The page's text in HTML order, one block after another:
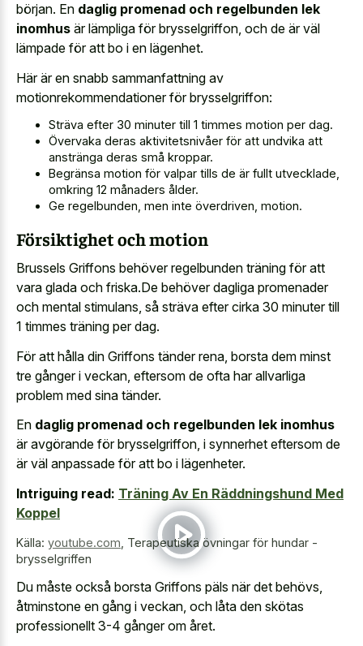
början. En daglig promenad och regelbunden lek
inomhus är lämpliga för brysselgriffon, och de är väl
lämpade för att bo i en lägenhet.
Här är en snabb sammanfattning av
motionrekommendationer för brysselgriffon:
Sträva efter 30 minuter till 1 timmes motion per dag.
Övervaka deras aktivitetsnivåer för att undvika att
anstränga deras små kroppar.
Begränsa motion för valpar tills de är fullt utvecklade,
omkring 12 månaders ålder.
Ge regelbunden, men inte överdriven, motion.
Försiktighet och motion
Brussels Griffons behöver regelbunden träning för att
vara glada och friska.De behöver dagliga promenader
och mental stimulans, så sträva efter cirka 30 minuter till
1 timmes träning per dag.
För att hålla din Griffons tänder rena, borsta dem minst
tre gånger i veckan, eftersom de ofta har allvarliga
problem med sina tänder.
En daglig promenad och regelbunden lek inomhus
är avgörande för brysselgriffon, i synnerhet eftersom de
är väl anpassade för att bo i lägenheter.
Intriguing read: Träning Av En Räddningshund Med
Koppel
Källa: youtube.com Terapeutiska övningar för hundar -
brysselgriffen
Du måste också borsta Griffons päls när det behövs,
åtminstone en gång i veckan, och låta den skötas
professionellt 3-4 gånger om året.